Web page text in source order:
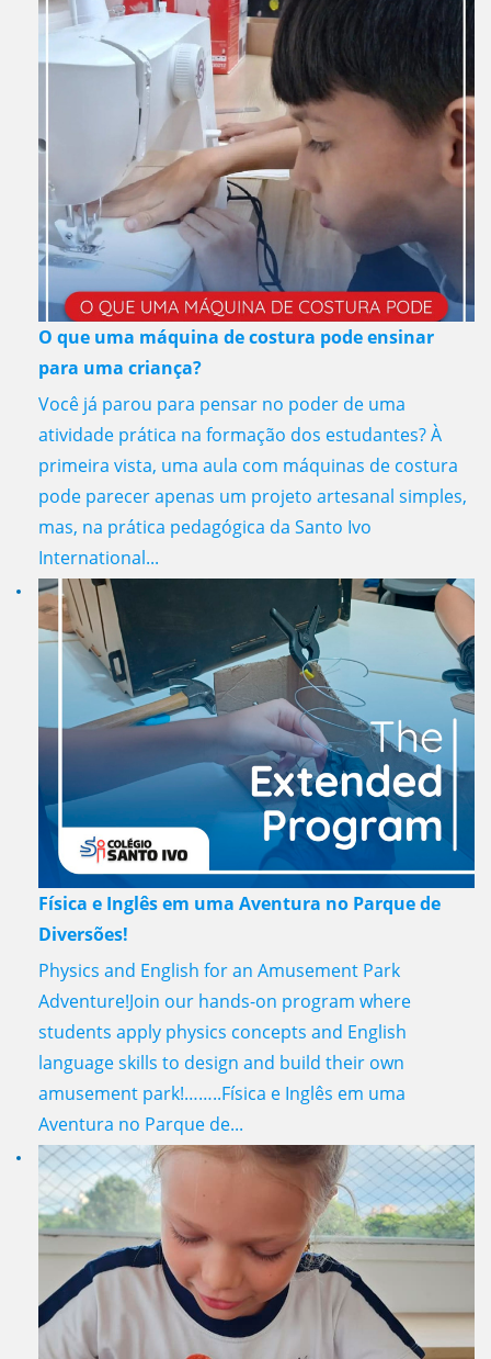
O que uma máquina de costura pode ensinar
para uma criança?
Você já parou para pensar no poder de uma
atividade prática na formação dos estudantes? À
primeira vista, uma aula com máquinas de costura
pode parecer apenas um projeto artesanal simples,
mas, na prática pedagógica da Santo Ivo
International...
Física e Inglês em uma Aventura no Parque de
Diversões!
Physics and English for an Amusement Park
Adventure!Join our hands-on program where
students apply physics concepts and English
language skills to design and build their own
amusement park!……..Física e Inglês em uma
Aventura no Parque de...